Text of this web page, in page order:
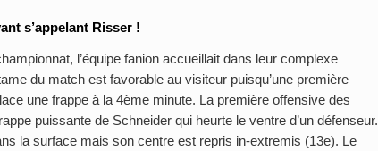
s’appelant Risser !
l’équipe fanion accueillait dans leur complexe
du match est favorable au visiteur puisqu’une première
une frappe à la 4ème minute. La première offensive des
puissante de Schneider qui heurte le ventre d’un défenseur.
la surface mais son centre est repris in-extremis (13e). Le